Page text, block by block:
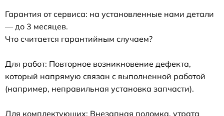
Гарантия от сервиса: на установленные нами детали
— до 3 месяцев.
Что считается гарантийным случаем?
Для работ: Повторное возникновение дефекта,
который напрямую связан с выполненной работой
(например, неправильная установка запчасти).
Для комплектующих: Внезапная поломка, утрата